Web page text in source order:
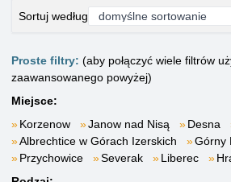
Sortuj według
Proste filtry: (aby połączyć wiele filtrów
zaawansowanego powyżej)
Miejsce:
Korzenow
Janow nad Nisą Desna
Albrechtice w Górach Izerskich
Górny
Przychowice
Severak Liberec